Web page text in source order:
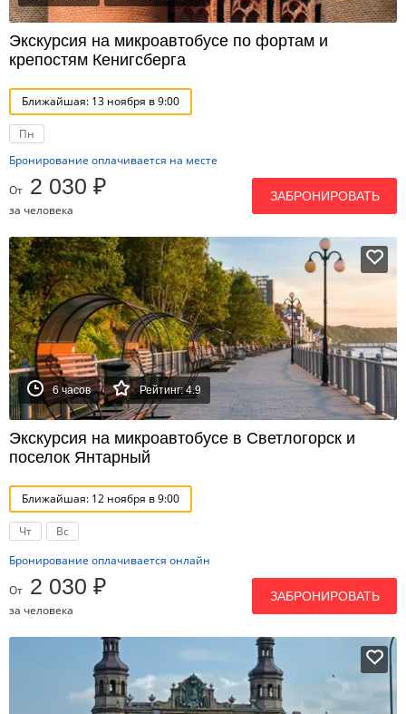
Экскурсия на микроавтобусе по фортам и
крепостям Кенигсберга
Ближайшая: 13 ноября в 9:00
Пн
Бронирование оплачивается на месте
От 2 030 ₽
за человека
ЗАБРОНИРОВАТЬ
6 часов Рейтинг: 4.9
Экскурсия на микроавтобусе в Светлогорск и
поселок Янтарный
Ближайшая: 12 ноября в 9:00
Чт
Вс
Бронирование оплачивается онлайн
От 2 030 ₽
за человека
ЗАБРОНИРОВАТЬ